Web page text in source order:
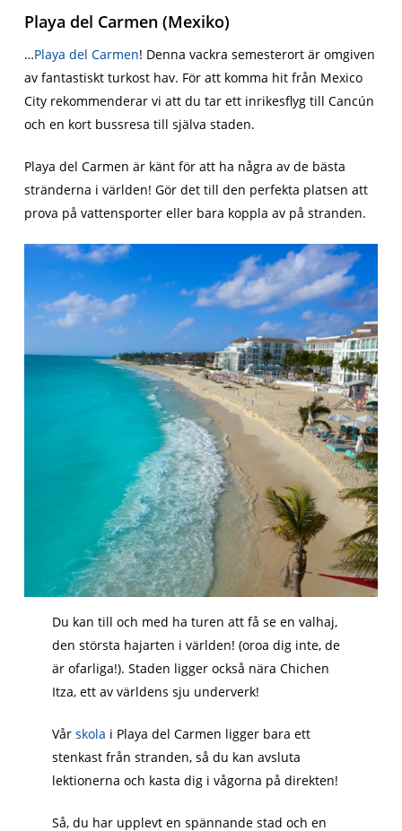
Playa del Carmen (Mexiko)
…Playa del Carmen! Denna vackra semesterort är omgiven
av fantastiskt turkost hav. För att komma hit från Mexico
City rekommenderar vi att du tar ett inrikesflyg till Cancún
och en kort bussresa till själva staden.
Playa del Carmen är känt för att ha några av de bästa
stränderna i världen! Gör det till den perfekta platsen att
prova på vattensporter eller bara koppla av på stranden.
Du kan till och med ha turen att få se en valhaj,
den största hajarten i världen! (oroa dig inte, de
är ofarliga!). Staden ligger också nära Chichen
Itza, ett av världens sju underverk!
Vårskola i Playa del Carmen ligger bara ett
stenkast från stranden, så du kan avsluta
lektionerna och kasta dig i vågorna på direkten!
Så, du har upplevt en spännande stad och en